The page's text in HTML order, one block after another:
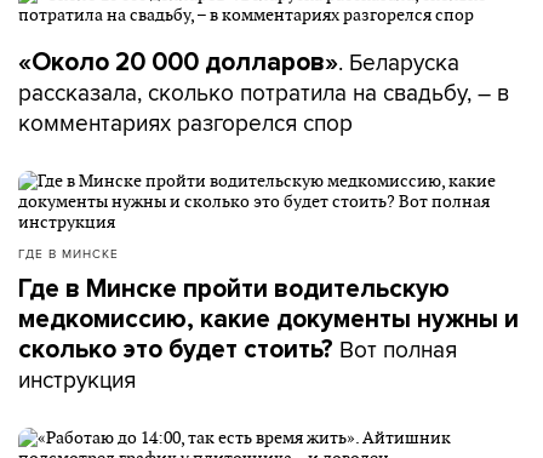
«Около 20 000 долларов». Беларуска
рассказала, сколько потратила на свадьбу, – в
комментариях разгорелся спор
ГДЕ В МИНСКЕ
Где в Минске пройти водительскую
медкомиссию, какие документы нужны и
сколько это будет стоить? Вот полная
инструкция